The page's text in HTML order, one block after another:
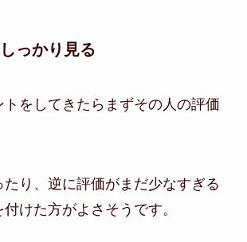
っかり見る
トをしてきたらまずその人の評価
り、逆に評価がまだ少なすぎる
けた方がよさそうです。